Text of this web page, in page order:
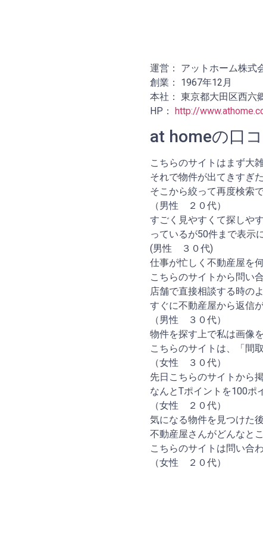
運営： アットホーム株式
創業： 1967年12月
本社： 東京都大田区西六
HP： http://
at homeの口コ
こちらのサイトはまず大
それで物件が出てきすぎた
そこから絞って再度検索
（男性 ２０代）
すごく見やすくて探しや
っているが50件まで表示
(男性 ３０代)
仕事が忙しく不動産屋を
こちらのサイトから問い
店舗で直接相談する時の
すぐに不動産屋から返信
（男性 ３０代）
物件を探す上で私は画像
こちらのサイトは、「間
（女性 ３０代）
先日こちらのサイトから
なんとTポイントを100ポ
（女性 ２０代）
気になる物件を見つけた後
不動産屋さんがどんなと
こちらのサイトは問い合
（女性 ２０代）